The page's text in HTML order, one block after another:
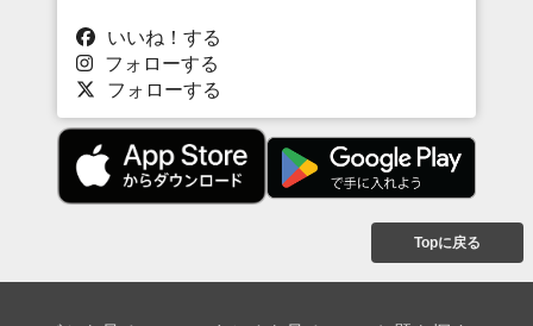
いいね！する
フォローする
フォローする
Topに戻る